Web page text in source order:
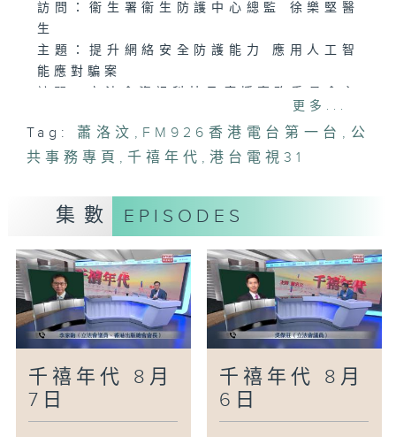
訪問：衞生署衞生防護中心總監 徐樂堅醫
生
主題：提升網絡安全防護能力 應用人工智
能應對騙案
主題：市建局正檢討同區7年樓齡收購機制
訪問：立法會發展事務委員會委員 鄧家彪
項目料今年底啟用
訪問：民建聯立法會議員 陳學鋒
更多...
Tag: 蕭洛汶 , FM926香港電台第一台 , 公
共事務專頁 ,千禧年代 ,港台電視31
集數 EPISODES
千禧年代 8月
7日
千禧年代 8月
6日